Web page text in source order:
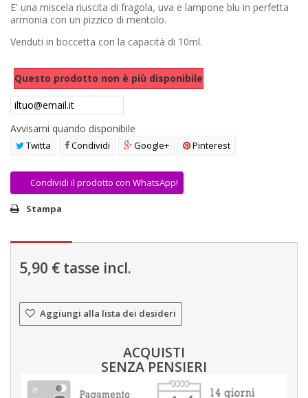
ARTICOLI IN OFFERTA
AREA RIVENDITORI
DICONO DI NOI
E' una miscela riuscita di fragola, uva e lampone blu in perfetta
armonia con un pizzico di mentolo.
Venduti in boccetta con la capacità di 10ml.
Questo prodotto non è più disponibile
Avvisami quando disponibile
Twitta Condividi Google+ Pinterest
Condividi il prodotto con WhatsApp!
Stampa
5,90 € tasse incl.
Aggiungi alla lista dei desideri
ACQUISTI
SENZA PENSIERI